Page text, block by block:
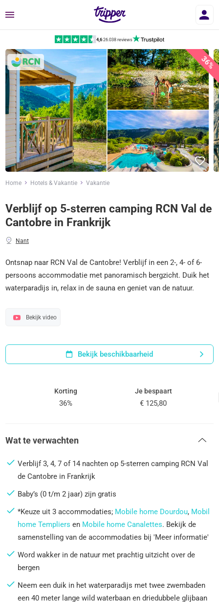
Menu
4,6|26.038 reviews
36%
Home Hotels & Vakantie Vakantie
Verblijf op 5‑sterren camping RCN Val de
Cantobre in Frankrijk
Nant
Ontsnap naar RCN Val de Cantobre! Verblijf in een 2-, 4- of 6-
persoons accommodatie met panoramisch bergzicht. Duik het
waterparadijs in, relax in de sauna en geniet van de natuur.
Bekijk video
Bekijk beschikbaarheid
Korting
36%
Je bespaart
€ 125,80
Wat te verwachten
Verblijf 3, 4, 7 of 14 nachten op 5-sterren camping RCN Val
de Cantobre in Frankrijk
Baby’s (0 t/m 2 jaar) zijn gratis
*Keuze uit 3 accommodaties; Mobile home Dourdou, Mobil
home Templiers en Mobile home Canalettes. Bekijk de
samenstelling van de accommodaties bij 'Meer informatie'
Word wakker in de natuur met prachtig uitzicht over de
bergen
Neem een duik in het waterparadijs met twee zwembaden
een 40 meter lange wild waterbaan en driedubbele glijbaan